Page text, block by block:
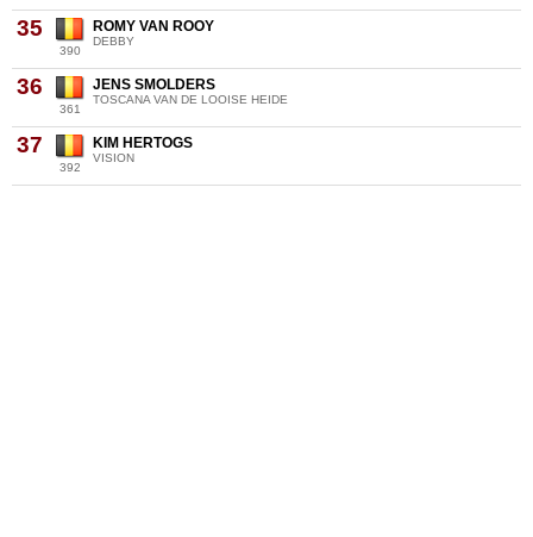
35
390
ROMY VAN ROOY
DEBBY
36
361
JENS SMOLDERS
TOSCANA VAN DE LOOISE HEIDE
37
392
KIM HERTOGS
VISION